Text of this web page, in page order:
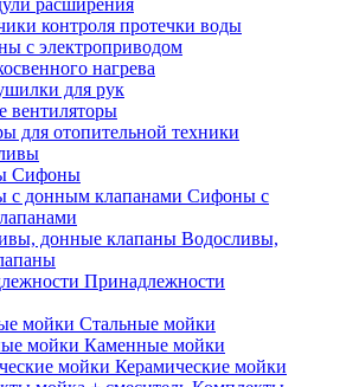
расширения
контроля протечки воды
с электроприводом
нагрева
для рук
вентиляторы
для отопительной техники
Сифоны
Сифоны с
Водосливы,
Принадлежности
Стальные мойки
Каменные мойки
Керамические мойки